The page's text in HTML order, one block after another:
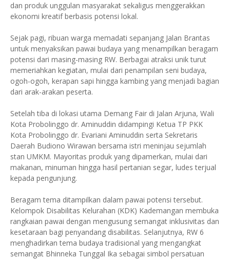
dan produk unggulan masyarakat sekaligus menggerakkan
ekonomi kreatif berbasis potensi lokal.
Sejak pagi, ribuan warga memadati sepanjang Jalan Brantas
untuk menyaksikan pawai budaya yang menampilkan beragam
potensi dari masing-masing RW. Berbagai atraksi unik turut
memeriahkan kegiatan, mulai dari penampilan seni budaya,
ogoh-ogoh, kerapan sapi hingga kambing yang menjadi bagian
dari arak-arakan peserta.
Setelah tiba di lokasi utama Demang Fair di Jalan Arjuna, Wali
Kota Probolinggo dr. Aminuddin didampingi Ketua TP PKK
Kota Probolinggo dr. Evariani Aminuddin serta Sekretaris
Daerah Budiono Wirawan bersama istri meninjau sejumlah
stan UMKM. Mayoritas produk yang dipamerkan, mulai dari
makanan, minuman hingga hasil pertanian segar, ludes terjual
kepada pengunjung.
Beragam tema ditampilkan dalam pawai potensi tersebut.
Kelompok Disabilitas Kelurahan (KDK) Kademangan membuka
rangkaian pawai dengan mengusung semangat inklusivitas dan
kesetaraan bagi penyandang disabilitas. Selanjutnya, RW 6
menghadirkan tema budaya tradisional yang mengangkat
semangat Bhinneka Tunggal Ika sebagai simbol persatuan